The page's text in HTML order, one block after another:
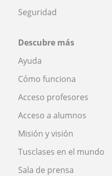
Seguridad
Descubre más
Ayuda
Cómo funciona
Acceso profesores
Acceso a alumnos
Misión y visión
Tusclases en el mundo
Sala de prensa